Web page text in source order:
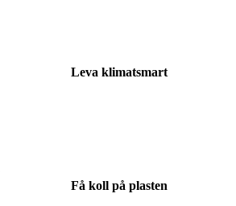
Leva klimatsmart
Få koll på plasten